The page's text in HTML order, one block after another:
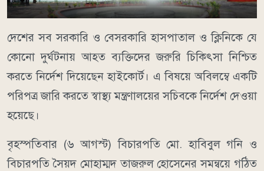
দেশের সব সরকারি ও বেসরকারি হাসপাতাল ও ক্লিনিকে যে
কোনো দুর্ঘটনায় আহত ব্যক্তিদের জরুরি চিকিৎসা নিশ্চিত
করতে নির্দেশ দিয়েছেন হাইকোর্ট। এ বিষয়ে অবিলম্বে একটি
পরিপত্র জারি করতে স্বাস্থ্য মন্ত্রণালয়ের সচিবকে নির্দেশ দেওয়া
হয়েছে।
বৃহস্পতিবার (৬ আগস্ট) বিচারপতি মো. হাবিবুল গনি ও
বিচারপতি সৈয়দ মোহাম্মদ তাজরুল হোসেনের সমন্বয়ে গঠিত